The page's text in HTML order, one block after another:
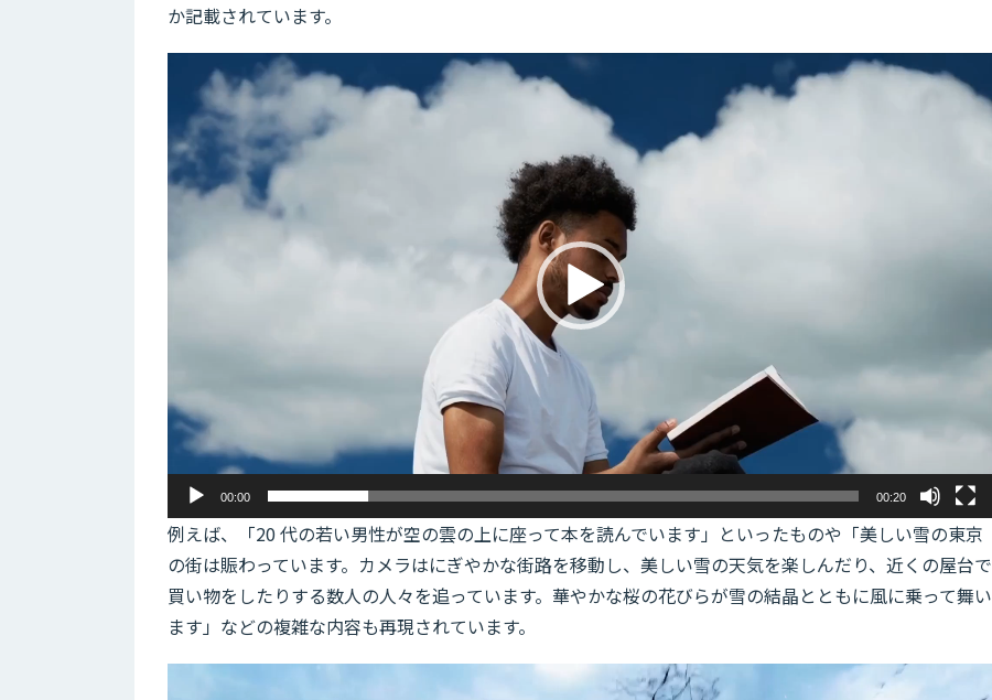
か記載されています。
レ
ー
00:00 00:20
例えば、「20 代の若い男性が空の雲の上に座って本を読んでいます」といったものや「美しい雪の東京
の街は賑わっています。カメラはにぎやかな街路を移動し、美しい雪の天気を楽しんだり、近くの屋台で
買い物をしたりする数人の人々を追っています。華やかな桜の花びらが雪の結晶とともに風に乗って舞い
ます」などの複雑な内容も再現されています。